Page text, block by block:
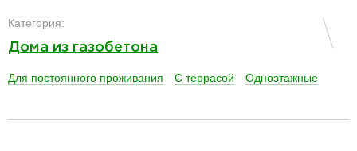
Категория:
Дома из газобетона
Для постоянного проживания С террасой Одноэтажные